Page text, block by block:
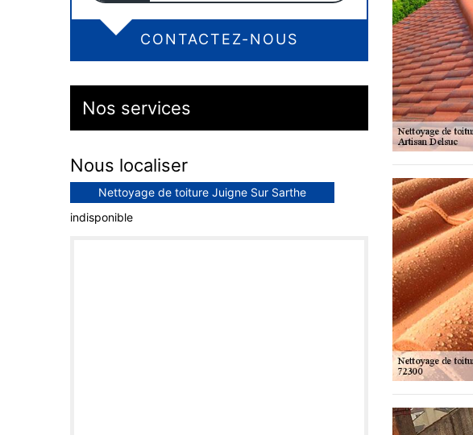
CONTACTEZ-NOUS
Nos services
Nous localiser
Nettoyage de toiture Juigne Sur Sarthe
indisponible